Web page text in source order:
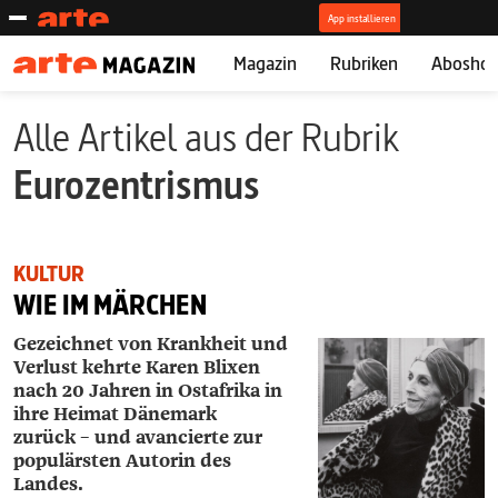
Magazin Rubriken
Alle Artikel aus der Rubrik
Eurozentrismus
KULTUR
WIE IM MÄRCHEN
Gezeichnet von Krankheit und
Verlust kehrte Karen Blixen
nach 20 Jahren in Ostafrika in
ihre Heimat Dänemark
zurück – und avancierte zur
populärsten Autorin des
Landes.